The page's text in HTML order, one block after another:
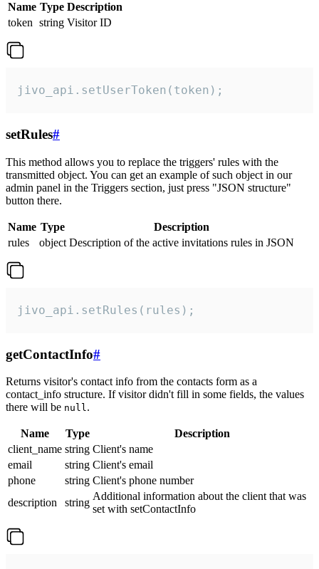
Name Type Description
token string Visitor ID
jivo_api.setUserToken(token);
setRules#
This method allows you to replace the triggers' rules with the
transmitted object. You can get an example of such object in our
admin panel in the Triggers section, just press "JSON structure"
button there.
Name Type
Description
rules
object Description of the active invitations rules in JSON
jivo_api.setRules(rules);
getContactInfo#
Returns visitor's contact info from the contacts form as a
contact_info structure. If visitor didn't fill in some fields, the values
there will be null.
Name Type
Description
client_name string Client's name
email
string Client's email
phone
string Client's phone number
description
string
Additional information about the client that was
set with setContactInfo